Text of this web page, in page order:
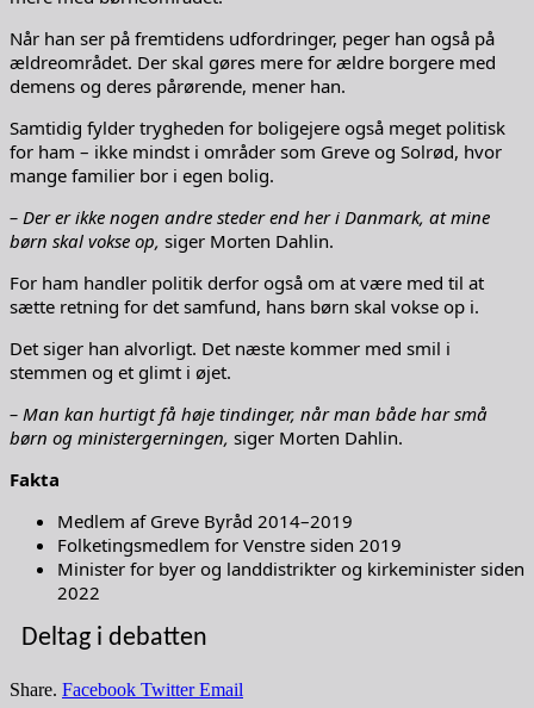
Når han ser på fremtidens udfordringer, peger han også på
ældreområdet. Der skal gøres mere for ældre borgere med
demens og deres pårørende, mener han.
Samtidig fylder trygheden for boligejere også meget politisk
for ham – ikke mindst i områder som Greve og Solrød, hvor
mange familier bor i egen bolig.
– Der er ikke nogen andre steder end her i Danmark, at mine
børn skal vokse op, siger Morten Dahlin.
For ham handler politik derfor også om at være med til at
sætte retning for det samfund, hans børn skal vokse op i.
Det siger han alvorligt. Det næste kommer med smil i
stemmen og et glimt i øjet.
– Man kan hurtigt få høje tindinger, når man både har små
børn og ministergerningen, siger Morten Dahlin.
Fakta
Medlem af Greve Byråd 2014–2019
Folketingsmedlem for Venstre siden 2019
Minister for byer og landdistrikter og kirkeminister siden
2022
Deltag i debatten
Share. Facebook Twitter Email